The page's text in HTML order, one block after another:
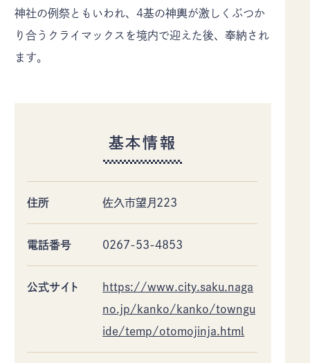
モデルコース 特集記事
アクセス デジタルパンフレット
お知らせ
〒385-8501 長野県佐久市中込3056
0267-62-3285FAX0267-62-2269
神社の例祭ともいわれ、4基の神輿が激しくぶつか
り合うクライマックスを境内で迎えた後、奉納され
ます。
基本情報
住所 佐久市望月223
電話番号 0267-53-4853
公式サイト
https://www.city.saku.naga
no.jp/kanko/kanko/towngu
ide/temp/otomojinja.html